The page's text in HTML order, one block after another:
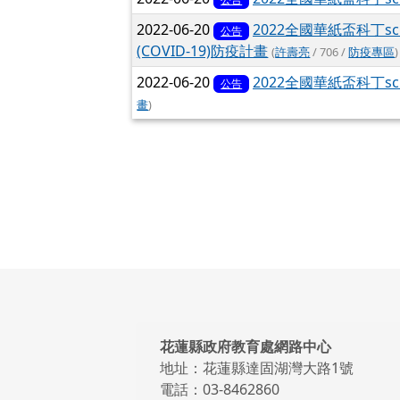
2022-06-20 公告
2022全國華紙盃科丁
(COVID-19)防疫計畫 (許壽亮/ 706 /防疫專區)
2022-06-20 公告 2022全國華紙盃科丁
畫)
地址：花蓮縣達固湖灣大路1號
電話：03-8462860
傳真：03-85777524